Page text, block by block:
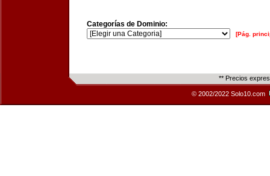
Categorías de Dominio:
[Pág.
** Precios
© 2002/2022 Solo10.com